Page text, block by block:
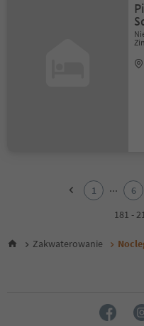
6
1 ... 6
181 -
Zakwaterowanie